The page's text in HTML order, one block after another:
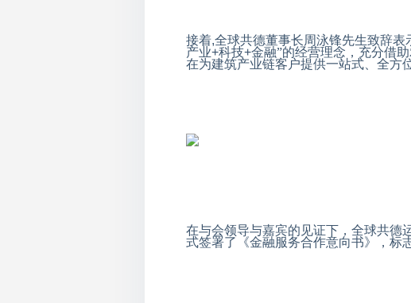
接着,全球共德董事长周泳锋先生致辞表
产业+科技+金融”的经营理念，充分借
在为建筑产业链客户提供一站式、全方
在与会领导与嘉宾的见证下，全球共德
式签署了《金融服务合作意向书》，标